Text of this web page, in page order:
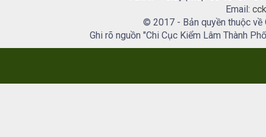
Email:
© 2017 - Bản quyền thuộc về
Ghi rõ nguồn "Chi Cục Kiểm Lâm Thành